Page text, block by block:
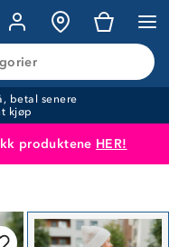
betal senere
kjøp
produktene HER!